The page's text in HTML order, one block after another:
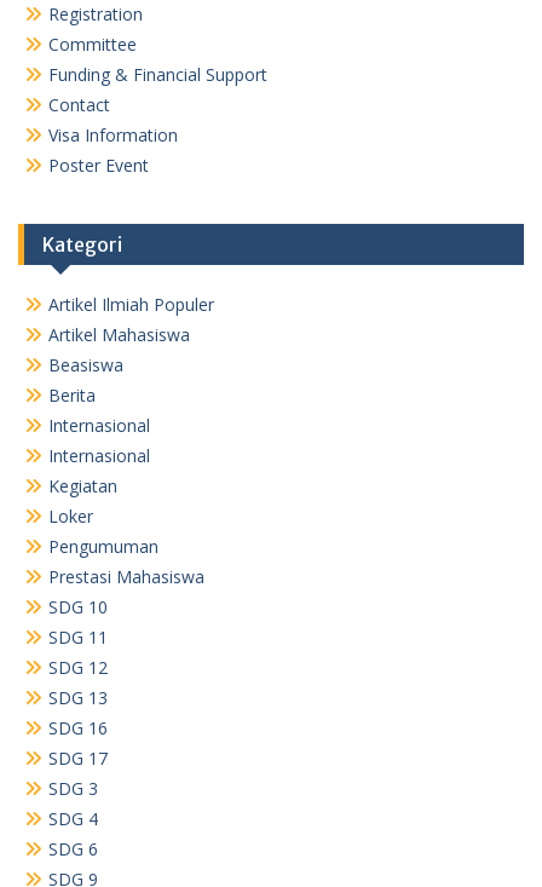
Registration
Committee
Funding & Financial Support
Contact
Visa Information
Poster Event
Kategori
Artikel Ilmiah Populer
Artikel Mahasiswa
Beasiswa
Berita
Internasional
Internasional
Kegiatan
Loker
Pengumuman
Prestasi Mahasiswa
SDG 10
SDG 11
SDG 12
SDG 13
SDG 16
SDG 17
SDG 3
SDG 4
SDG 6
SDG 9